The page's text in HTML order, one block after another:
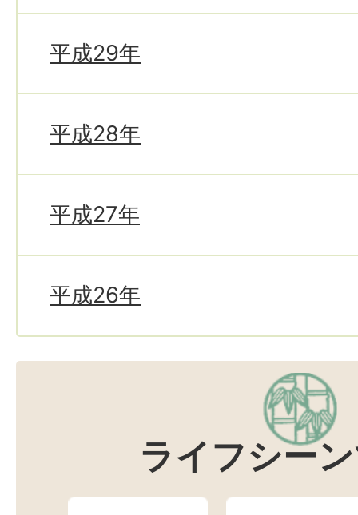
平成29年
平成28年
平成27年
平成26年
ライフシー